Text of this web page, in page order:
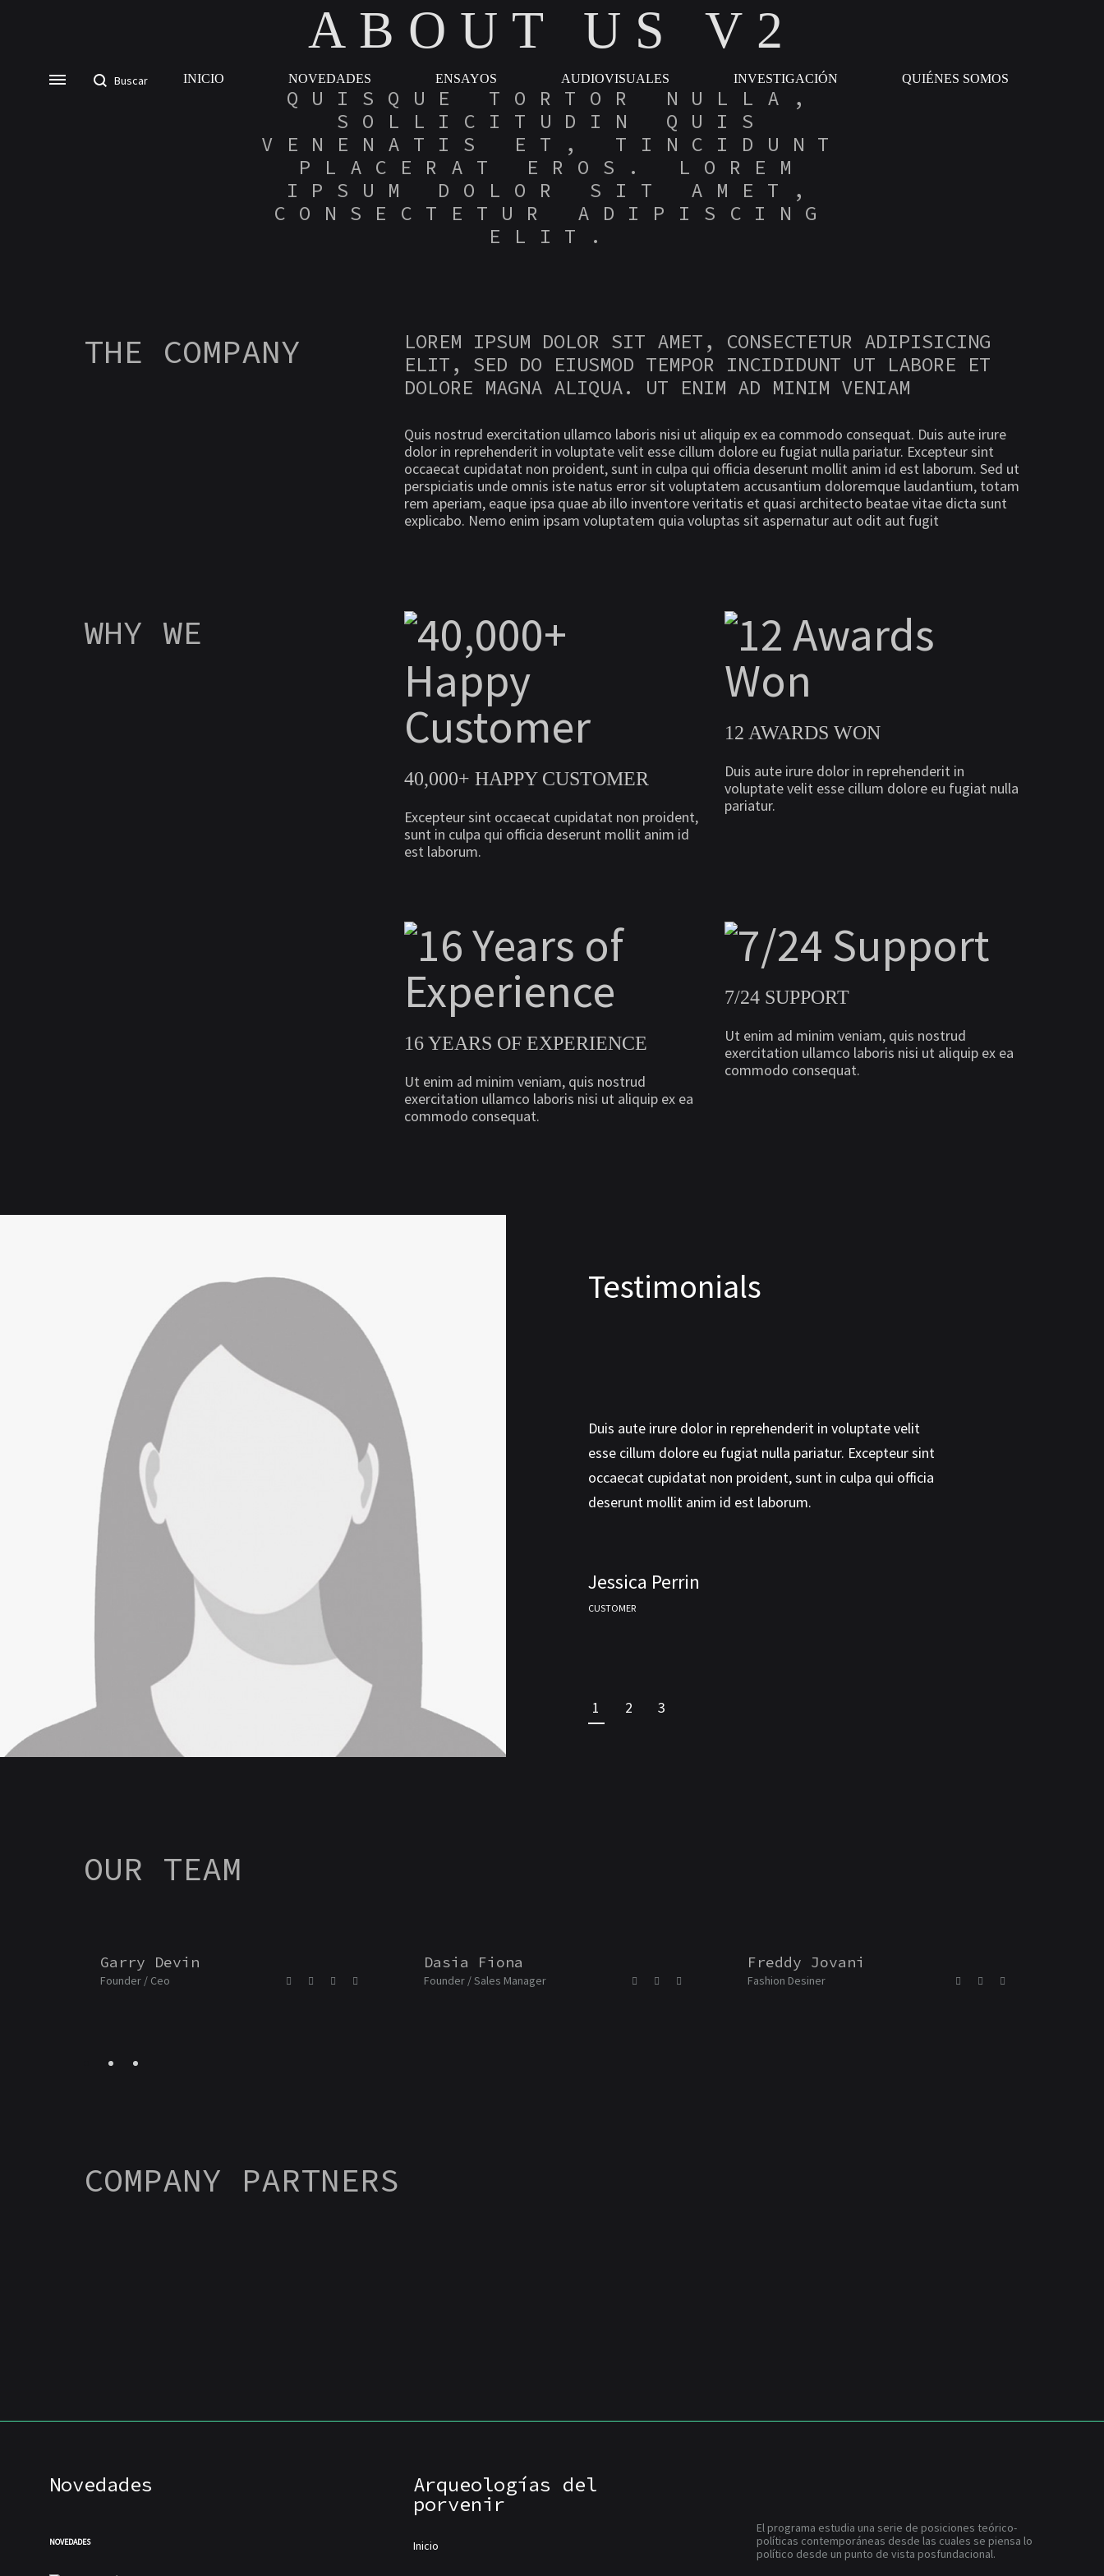
Arqueologías
Porvenir
Programa
Estudios
de
Teoría
Política
INICIO NOVEDADES ENSAYOS AUDIOVISUALES INVESTIGACIÓN QUIÉNES SOMOS
ABOUT US V2
QUISQUE TORTOR NULLA,
SOLLICITUDIN QUIS
VENENATIS ET, TINCIDUNT
PLACERAT EROS. LOREM
IPSUM DOLOR SIT AMET,
CONSECTETUR ADIPISCING
ELIT.
THE COMPANY
LOREM IPSUM DOLOR SIT AMET, CONSECTETUR ADIPISICING
ELIT, SED DO EIUSMOD TEMPOR INCIDIDUNT UT LABORE ET
DOLORE MAGNA ALIQUA. UT ENIM AD MINIM VENIAM
Quis nostrud exercitation ullamco laboris nisi ut aliquip ex ea commodo consequat. Duis aute irure
dolor in reprehenderit in voluptate velit esse cillum dolore eu fugiat nulla pariatur. Excepteur sint
occaecat cupidatat non proident, sunt in culpa qui officia deserunt mollit anim id est laborum. Sed ut
perspiciatis unde omnis iste natus error sit voluptatem accusantium doloremque laudantium, totam
rem aperiam, eaque ipsa quae ab illo inventore veritatis et quasi architecto beatae vitae dicta sunt
explicabo. Nemo enim ipsam voluptatem quia voluptas sit aspernatur aut odit aut fugit
WHY WE
40,000+ HAPPY CUSTOMER
Excepteur sint occaecat cupidatat non proident,
sunt in culpa qui officia deserunt mollit anim id
est laborum.
12 AWARDS WON
Duis aute irure dolor in reprehenderit in
voluptate velit esse cillum dolore eu fugiat nulla
pariatur.
16 YEARS OF EXPERIENCE
Ut enim ad minim veniam, quis nostrud
exercitation ullamco laboris nisi ut aliquip ex ea
commodo consequat.
7/24 SUPPORT
Ut enim ad minim veniam, quis nostrud
exercitation ullamco laboris nisi ut aliquip ex ea
commodo consequat.
Testimonials
Excepteur sint occaecat cupidatat non proident, sunt in
culpa qui officia deserunt mollit anim id est laborum.
Sed ut perspiciatis unde omnis iste natus error sit
voluptatem accusantium doloremque laudantium.
Rosie Bennett
CUSTOMER
Duis aute irure dolor in reprehenderit in voluptate velit
esse cillum dolore eu fugiat nulla pariatur. Excepteur sint
occaecat cupidatat non proident, sunt in culpa qui officia
deserunt mollit anim id est laborum.
Jessica Perrin
CUSTOMER
1 2 3
OUR TEAM
Garry Devin
Founder / Ceo
Dasia Fiona
Founder / Sales Manager
Freddy Jovani
Fashion Desiner
COMPANY PARTNERS
Novedades
NOVEDADES
Arqueologías del
porvenir
Inicio
El programa estudia una serie de posiciones teórico-
políticas contemporáneas desde las cuales se piensa lo
político desde un punto de vista posfundacional.